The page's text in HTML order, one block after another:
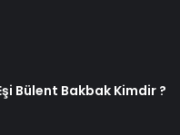
Bülent Bakbak Kimdir ?